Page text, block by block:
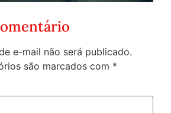
e-mail não será publicado.
são marcados com *